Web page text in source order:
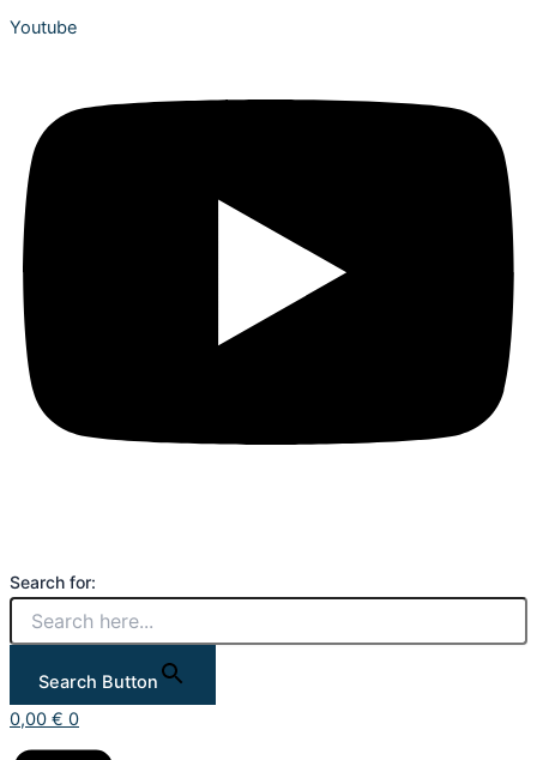
Youtube
Search for:
Search Button
0,00 € 0